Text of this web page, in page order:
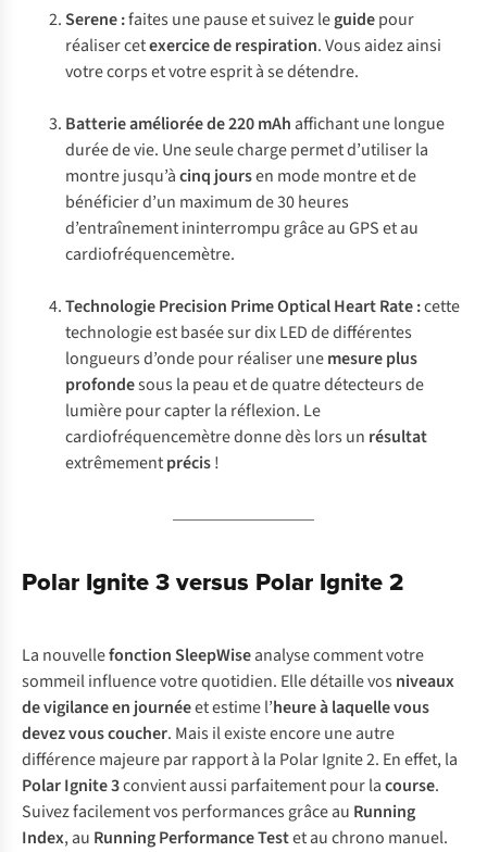
Serene :faites une pause et suivez leguidepour
réaliser cetexercice de respiration. Vous aidez ainsi
votre corps et votre esprit à se détendre.
Batterie améliorée de 220 mAh affichant une longue
durée de vie. Une seule charge permet d’utiliser la
montre jusqu’àcinq joursen mode montre et de
bénéficier d’un maximum de 30 heures
d’entraînement ininterrompu grâce au GPS et au
cardiofréquencemètre.
Technologie Precision Prime Optical Heart Rate :cette
technologie est basée sur dix LED de différentes
longueurs d’onde pour réaliser unemesure plus
profondesous la peau et de quatre détecteurs de
lumière pour capter la réflexion. Le
cardiofréquencemètre donne dès lors un résultat
extrêmementprécis!
Polar Ignite 3 versus Polar Ignite 2
La nouvellefonction SleepWiseanalyse comment votre
sommeil influence votre quotidien. Elle détaille vos niveaux
de vigilanceen journéeet estime l’heure à laquelle vous
devez vous coucher. Mais il existe encore une autre
différence majeure par rapport à la Polar Ignite 2. En effet, la
Polar Ignite 3convient aussi parfaitement pour lacourse.
Suivez facilement vos performances grâce au Running
Index, au Running Performance Testet au chrono manuel.